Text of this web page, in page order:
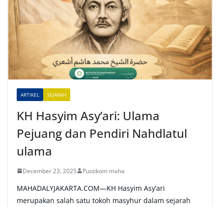
t
v
ARTIKEL SEJARAH
KH Hasyim Asy’ari: Ulama
Pejuang dan Pendiri Nahdlatul
ulama
December 23, 2025 Pustikom maha
MAHADALYJAKARTA.COM—KH Hasyim Asy’ari
merupakan salah satu tokoh masyhur dalam sejarah